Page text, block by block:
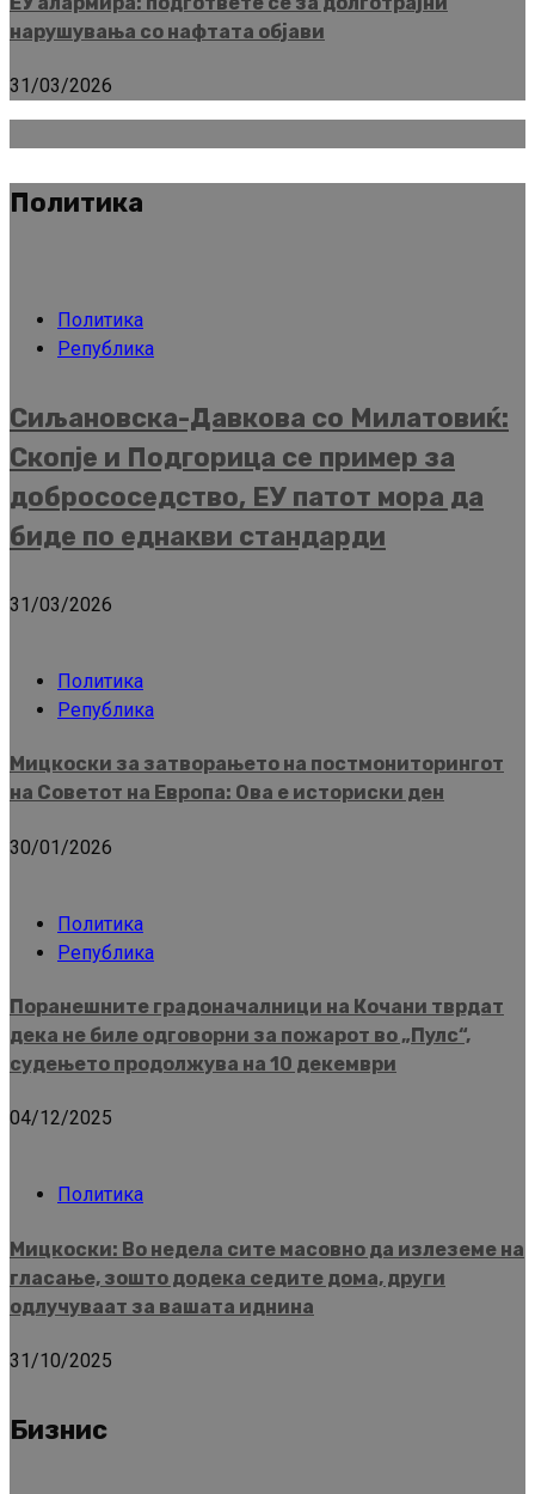
нарушувања со нафтата објави
31/03/2026
Политика
Политика
Република
Сиљановска-Давкова со Милатовиќ:
Скопје и Подгорица се пример за
добрососедство, ЕУ патот мора да
биде по еднакви стандарди
31/03/2026
Политика
Република
Мицкоски за затворањето на постмониторингот
на Советот на Европа: Ова е историски ден
30/01/2026
Политика
Република
Поранешните градоначалници на Кочани тврдат
дека не биле одговорни за пожарот во „Пулс“,
судењето продолжува на 10 декември
04/12/2025
Политика
Мицкоски: Во недела сите масовно да излеземе на
гласање, зошто додека седите дома, други
одлучуваат за вашата иднина
31/10/2025
Бизнис